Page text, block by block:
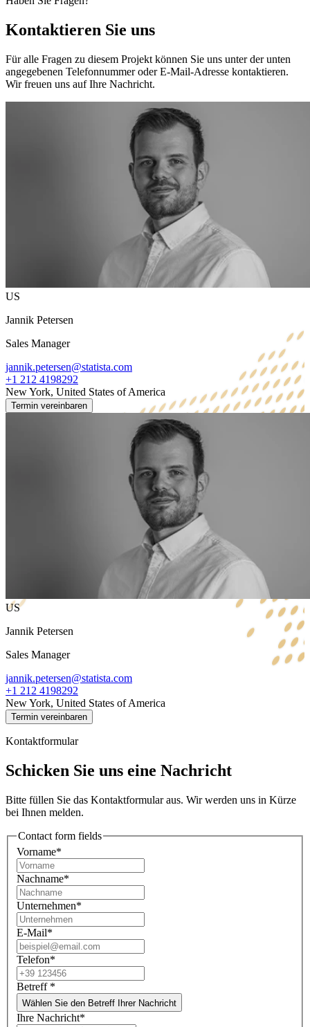
Kontaktieren Sie uns
Für alle Fragen zu diesem Projekt können Sie uns unter der unten
angegebenen Telefonnummer oder E-Mail-Adresse kontaktieren.
Wir freuen uns auf Ihre Nachricht.
US
Jannik Petersen
Sales Manager
jannik.petersen@statista.com
+1 212 4198292
New York, United States of America
Termin vereinbaren
US
Jannik Petersen
Sales Manager
jannik.petersen@statista.com
+1 212 4198292
New York, United States of America
Termin vereinbaren
Kontaktformular
Schicken Sie uns eine Nachricht
Bitte füllen Sie das Kontaktformular aus. Wir werden uns in Kürze
bei Ihnen melden.
Contact form fields
Vorname*
Nachname*
Unternehmen*
E-Mail*
Telefon*
Betreff *
Wählen Sie den Betreff Ihrer Nachricht
Ihre Nachricht*